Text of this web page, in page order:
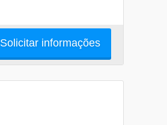
Solicitar informações